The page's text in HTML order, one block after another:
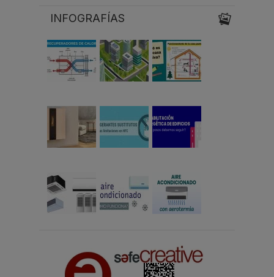
INFOGRAFÍAS